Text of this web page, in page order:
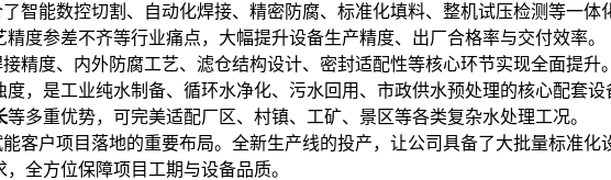
能数控切割、自动化焊接、精密防腐、标准化填料、整机试压检测等一体
度参差不齐等行业痛点，大幅提升设备生产精度、出厂合格率与交付效率。
度、内外防腐工艺、滤仓结构设计、密封适配性等核心环节实现全面提升
，是工业纯水制备、循环水净化、污水回用、市政供水预处理的核心配套
等多重优势，可完美适配厂区、村镇、工矿、景区等各类复杂水处理工况。
户项目落地的重要布局。全新生产线的投产，让公司具备了大批量标准化
全方位保障项目工期与设备品质。